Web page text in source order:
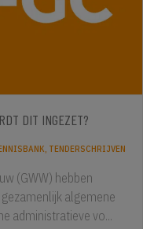
DIT INGEZET?
TENDERSCHRIJVEN
(GWW) hebben
algemene
administratieve vo...